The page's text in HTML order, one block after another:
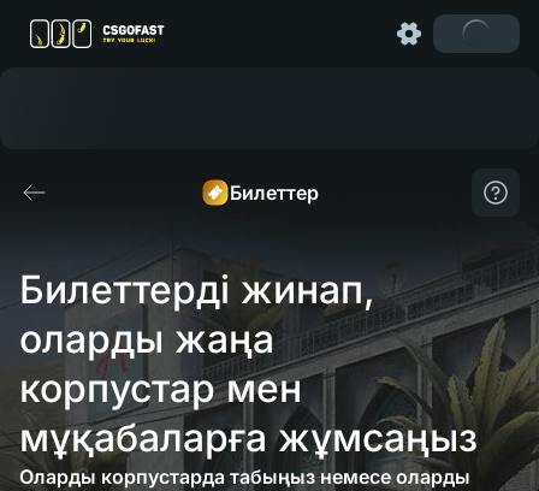
Билеттер
Билеттерді жинап,
оларды жаңа
корпустар мен
мұқабаларға жұмсаңыз
Оларды корпустарда табыңыз немесе оларды